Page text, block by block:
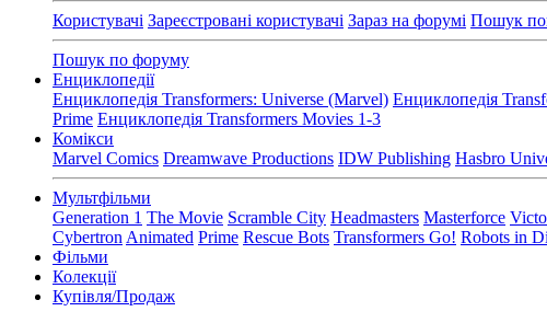
Користувачі Зареєстровані користувачі Зараз на форумі Пошук
Пошук по форуму
Енциклопедії
Енциклопедія Transformers: Universe (Marvel) Енциклопедія
Prime Енциклопедія Transformers Movies 1-3
Комікси
Marvel Comics Dreamwave Productions IDW Publishing Hasbro
Мультфільми
Generation 1 The Movie Scramble City Headmasters Masterforce
Cybertron Animated Prime Rescue Bots Transformers Go! Robots in
Фільми
Колекції
Купівля/Продаж